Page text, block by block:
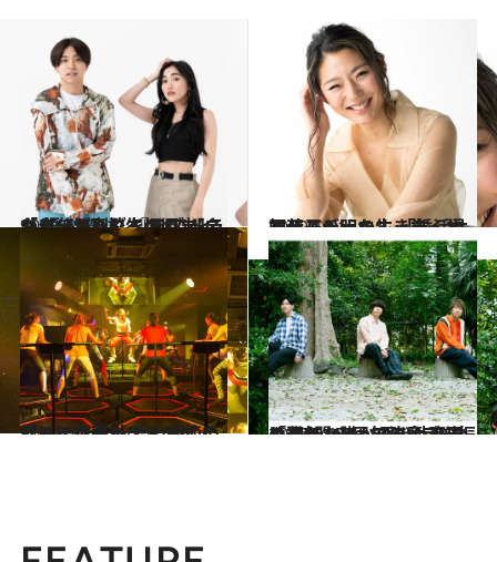
2023.6.25
「自分が別れを切り出したと（笑）」 『ラブ トランジット』ダイキ＆マイが 語る “高校生の頃”【ネタバレあり】
カルチャー 2020.10.15
初代バチェロレッテ・福田萌子が明かす 「婚活サバイバル」を生き抜くヒント
カルチャー
2019.6.4
「モテ女子ボディメイク」に挑戦 水着の季節の前にくびれウエストに！
ビューティ＆ヘルス 2023.6.17
「誰も、誰かの代わりにはなれない」 再び歩み始めたsumikaの決意 雨天の4時間10周年ライブを振り返る
カルチャー